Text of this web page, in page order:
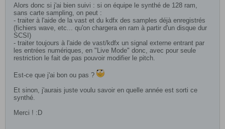
Alors donc si j'ai bien suivi : si on équipe le synthé de 128 ram,
sans carte sampling, on peut :
- traiter à l'aide de la vast et du kdfx des samples déjà enregistrés
(fichiers wave, etc... qu'on chargera en ram à partir d'un disque dur
SCSI)
- traiter toujours à l'aide de vast/kdfx un signal externe entrant par
les entrées numériques, en "Live Mode" donc, avec pour seule
restriction le fait de pas pouvoir modifier le pitch.
Est-ce que j'ai bon ou pas ?
Et sinon, j'aurais juste voulu savoir en quelle année est sorti ce
synthé.
Merci ! :D